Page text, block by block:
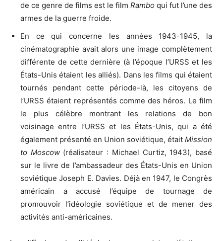
de ce genre de films est le film Rambo qui fut l’une des
armes de la guerre froide.
En ce qui concerne les années 1943-1945, la
cinématographie avait alors une image complètement
différente de cette dernière (à l’époque l’URSS et les
États-Unis étaient les alliés). Dans les films qui étaient
tournés pendant cette période-là, les citoyens de
l’URSS étaient représentés comme des héros. Le film
le plus célèbre montrant les relations de bon
voisinage entre l’URSS et les États-Unis, qui a été
également présenté en Union soviétique, était Mission
to Moscow(réalisateur : Michael Curtiz, 1943), basé
sur le livre de l’ambassadeur des États-Unis en Union
soviétique Joseph E. Davies. Déjà en 1947, le Congrès
américain a accusé l’équipe de tournage de
promouvoir l’idéologie soviétique et de mener des
activités anti-américaines.